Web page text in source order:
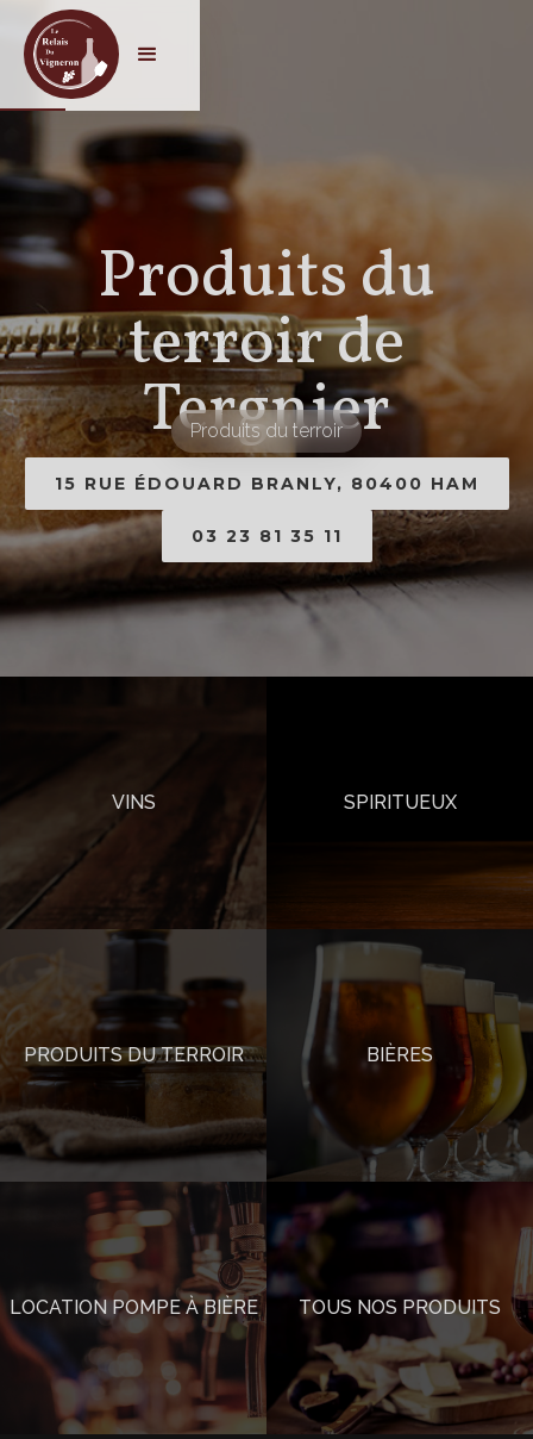
Produits du
terroir de
Tergnier
Produits du terroir
15 RUE ÉDOUARD BRANLY, 80400 HAM
03 23 81 35 11
VINS SPIRITUEUX
PRODUITS DU TERROIR BIÈRES
LOCATION POMPE À BIÈRE TOUS NOS PRODUITS